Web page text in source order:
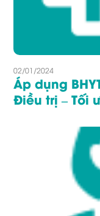
02/01/2024
Áp dụng
Điều trị – Tối